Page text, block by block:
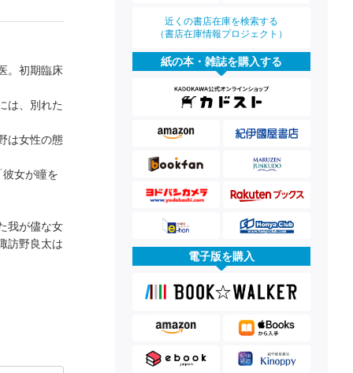
。初期臨床
は、別れた
は女性の態
女が瞳を
我が儘な女
訪野良太は
近くの書店在庫を検索する
（書店在庫情報プロジェクト）
紙の本・雑誌を購入する
電子版を購入